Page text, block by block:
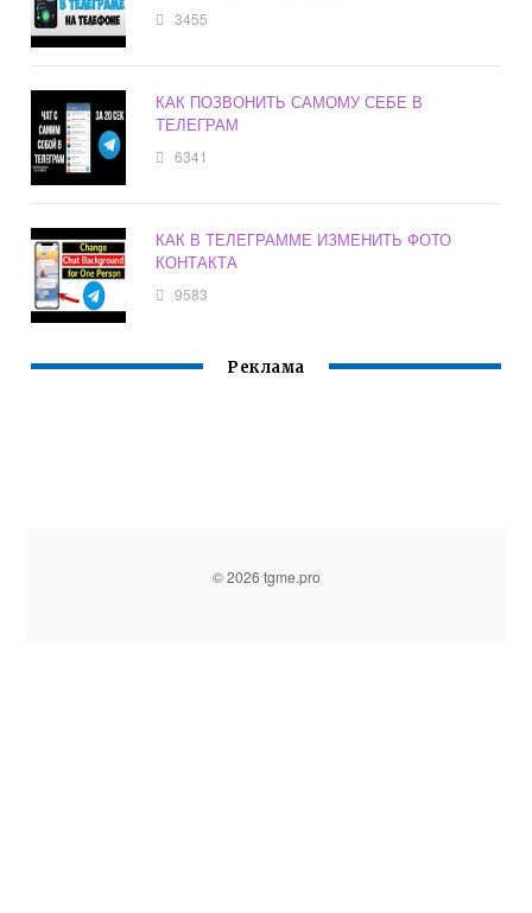
3455
КАК ПОЗВОНИТЬ САМОМУ СЕБЕ В
ТЕЛЕГРАМ
6341
КАК В ТЕЛЕГРАММЕ ИЗМЕНИТЬ ФОТО
КОНТАКТА
9583
Реклама
© 2026 tgme.pro